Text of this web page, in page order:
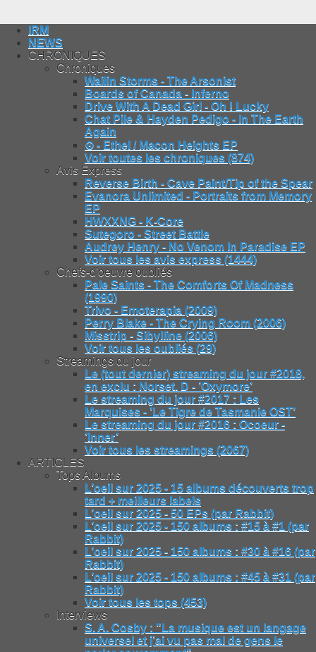
IRM
NEWS
CHRONIQUES
Chroniques
Wailin Storms - The Arsonist
Boards of Canada - Inferno
Drive With A Dead Girl - Oh ! Lucky
Chat Pile & Hayden Pedigo - In The Earth
Again
⊙ - Ethel / Macon Heights EP
Voir toutes les chroniques (874)
Avis Express
Reverse Birth - Cave Paint/Tip of the Spear
Evanora Unlimited - Portraits from Memory
EP
HWXXNG - K-Core
Sutegoro - Street Battle
Audrey Henry - No Venom In Paradise EP
Voir tous les avis express (1444)
Chefs-d'oeuvre oubliés
Pale Saints - The Comforts Of Madness
(1990)
Trivo - Emoterapia (2009)
Perry Blake - The Crying Room (2006)
Misstrip - Sibylline (2006)
Voir tous les oubliés (29)
Streamings du jour
Le (tout dernier) streaming du jour #2018,
en exclu : Norset. D - ’Oxymore’
Le streaming du jour #2017 : Les
Marquises - ’Le Tigre de Tasmanie OST’
Le streaming du jour #2016 : Ocoeur -
’Inner’
Voir tous les streamings (2067)
ARTICLES
Tops Albums
L’oeil sur 2025 - 15 albums découverts trop
tard + meilleurs labels
L’oeil sur 2025 - 50 EPs (par Rabbit)
L’oeil sur 2025 - 150 albums : #15 à #1 (par
Rabbit)
L’oeil sur 2025 - 150 albums : #30 à #16 (par
Rabbit)
L’oeil sur 2025 - 150 albums : #45 à #31 (par
Rabbit)
Voir tous les tops (453)
Interviews
S. A. Cosby : "La musique est un langage
universel et j’ai vu pas mal de gens le